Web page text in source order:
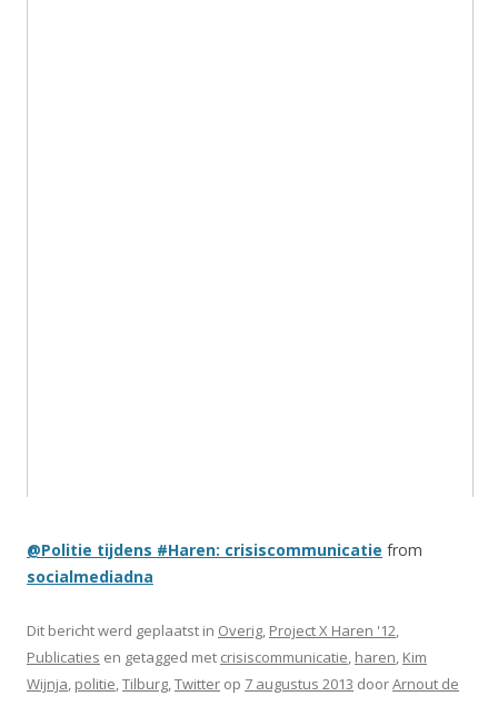
@Politie tijdens #Haren: crisiscommunicatie from
socialmediadna
Dit bericht werd geplaatst in Overig, Project X Haren '12,
Publicaties en getagged met crisiscommunicatie, haren, Kim
Wijnja, politie,Tilburg,Twitter op 7 augustus 2013 doorArnout de